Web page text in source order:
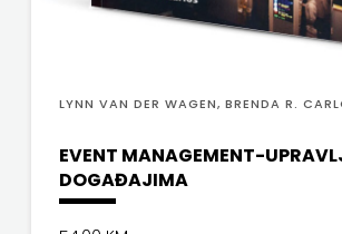
LYNN VAN DER WAGEN, BRENDA R.
EVENT MANAGEMENT-
DOGAĐAJIMA